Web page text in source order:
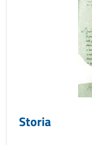
Storia